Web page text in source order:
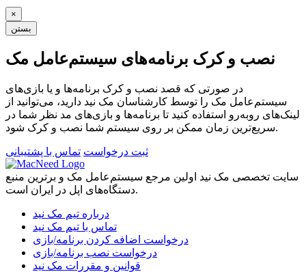
×
بستن
نصب و کرک برنامه‌های سیستم‌عامل مک
در صورتی که قصد نصب و کرک برنامه‌ها و یا بازی‌های
سیستم‌عامل مک را توسط کارشناسان مک نید دارید، می‌توانید از
لینک‌های رو‌به‌رو استفاده کنید تا برنامه‌ها و بازی‌های مد نظر شما در
سریع‌ترین زمان ممکن بر روی سیستم شما نصب و کرک شود.
ثبت درخواست تماس با پشتیبانی
سایت تخصصی مک نید اولین مرجع سیستم‌عامل مک و برترین منبع
دستگاه‌های اپل در ایران است.
درباره تیم مک نید
تماس با تیم مک نید
درخواست اضافه کردن برنامه/بازی
درخواست نصب برنامه/بازی
قوانین و مقررات مک نید